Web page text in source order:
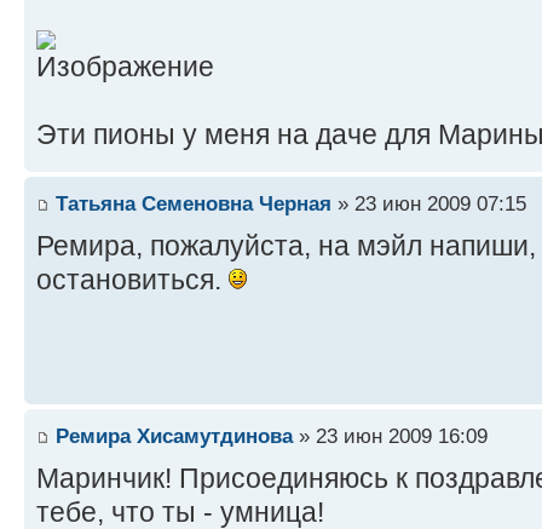
Эти пионы у меня на даче для
Татьяна Семеновна Черная » 23 июн 2009 07:15
Ремира, пожалуйста, на мэйл напиши,
остановиться.
Ремира Хисамутдинова» 23 июн 2009 16:09
Маринчик! Присоединяюсь к
тебе, что ты - умница!